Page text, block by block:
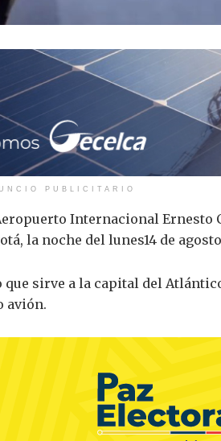
PUBLICITARIO
Internacional
la noche del lunes14 de
sirve a la capital del
avión.